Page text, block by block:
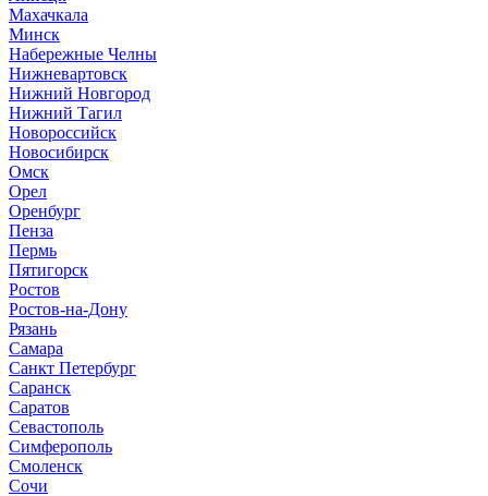
Махачкала
Минск
Набережные Челны
Нижневартовск
Нижний Новгород
Нижний Тагил
Новороссийск
Новосибирск
Омск
Орел
Оренбург
Пенза
Пермь
Пятигорск
Ростов
Ростов-на-Дону
Рязань
Самара
Санкт Петербург
Саранск
Саратов
Севастополь
Симферополь
Смоленск
Сочи